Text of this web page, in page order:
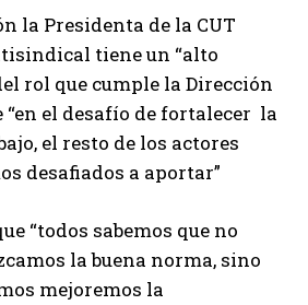
la Presidenta de la CUT
tiene un “alto
rol que cumple la Dirección
“en el desafío de fortalecer la
el resto de los actores
desafiados a aportar”
“todos sabemos que no
la buena norma, sino
mejoremos la